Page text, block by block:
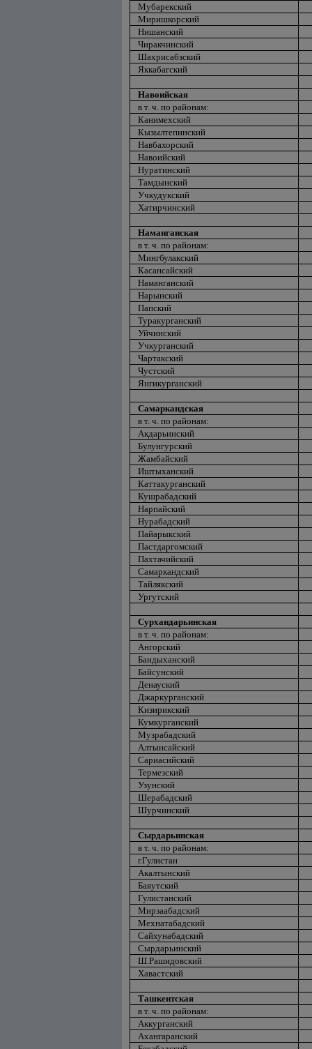
Мубарекский
Миришкорский
Нишанский
Чиракчинский
Шахрисабзский
Яккабагский
Навоийская
в т. ч. по районам:
Канимехский
Кызылтепинский
Навбахорский
Навоийский
Нуратинский
Тамдынский
Учкудукский
Хатирчинский
Наманганская
в т. ч. по районам:
Мингбулакский
Касансайский
Наманганский
Нарынский
Папский
Туракурганский
Уйчинский
Учкурганский
Чартакский
Чустский
Янгикурганский
Самаркандская
в т. ч. по районам:
Акдарьинский
Булунгурский
Жамбайский
Иштыханский
Каттакурганский
Кушрабадский
Нарпайский
Нурабадский
Пайарыкский
Пастдаргомский
Пахтачийский
Самаркандский
Тайлякский
Ургутский
Сурхандарьинская
в т. ч. по районам:
Ангорский
Бандыханский
Байсунский
Денауский
Джаркурганский
Кизирикский
Кумкурганский
Музрабадский
Алтынсайский
Сариасийский
Термезский
Узунский
Шерабадский
Шурчинский
Сырдарьинская
в т. ч. по районам:
г.Гулистан
Акалтынский
Баяутский
Гулистанский
Мирзаабадский
Мехнатабадский
Сайхунабадский
Сырдарьинский
Ш.Рашидовский
Хавастский
Ташкентская
в т. ч. по районам:
Аккурганский
Ахангаранский